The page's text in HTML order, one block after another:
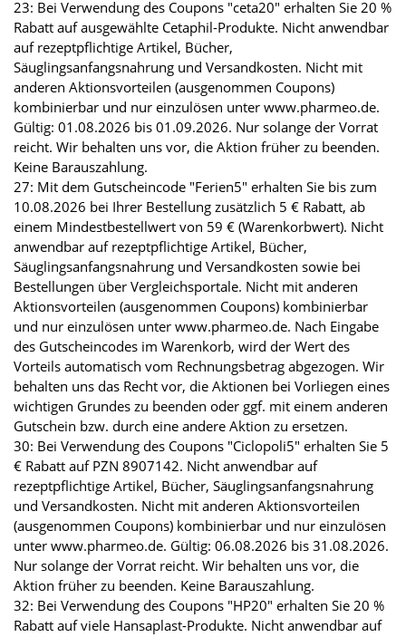
23: Bei Verwendung des Coupons "ceta20" erhalten Sie 20 %
Rabatt auf ausgewählte Cetaphil-Produkte. Nicht anwendbar
auf rezeptpflichtige Artikel, Bücher,
Säuglingsanfangsnahrung und Versandkosten. Nicht mit
anderen Aktionsvorteilen (ausgenommen Coupons)
kombinierbar und nur einzulösen unter www.pharmeo.de.
Gültig: 01.08.2026 bis 01.09.2026. Nur solange der Vorrat
reicht. Wir behalten uns vor, die Aktion früher zu beenden.
Keine Barauszahlung.
27: Mit dem Gutscheincode "Ferien5" erhalten Sie bis zum
10.08.2026 bei Ihrer Bestellung zusätzlich 5 € Rabatt, ab
einem Mindestbestellwert von 59 € (Warenkorbwert). Nicht
anwendbar auf rezeptpflichtige Artikel, Bücher,
Säuglingsanfangsnahrung und Versandkosten sowie bei
Bestellungen über Vergleichsportale. Nicht mit anderen
Aktionsvorteilen (ausgenommen Coupons) kombinierbar
und nur einzulösen unter www.pharmeo.de. Nach Eingabe
des Gutscheincodes im Warenkorb, wird der Wert des
Vorteils automatisch vom Rechnungsbetrag abgezogen. Wir
behalten uns das Recht vor, die Aktionen bei Vorliegen eines
wichtigen Grundes zu beenden oder ggf. mit einem anderen
Gutschein bzw. durch eine andere Aktion zu ersetzen.
30: Bei Verwendung des Coupons "Ciclopoli5" erhalten Sie 5
€ Rabatt auf PZN 8907142. Nicht anwendbar auf
rezeptpflichtige Artikel, Bücher, Säuglingsanfangsnahrung
und Versandkosten. Nicht mit anderen Aktionsvorteilen
(ausgenommen Coupons) kombinierbar und nur einzulösen
unter www.pharmeo.de. Gültig: 06.08.2026 bis 31.08.2026.
Nur solange der Vorrat reicht. Wir behalten uns vor, die
Aktion früher zu beenden. Keine Barauszahlung.
32: Bei Verwendung des Coupons "HP20" erhalten Sie 20 %
Rabatt auf viele Hansaplast-Produkte. Nicht anwendbar auf